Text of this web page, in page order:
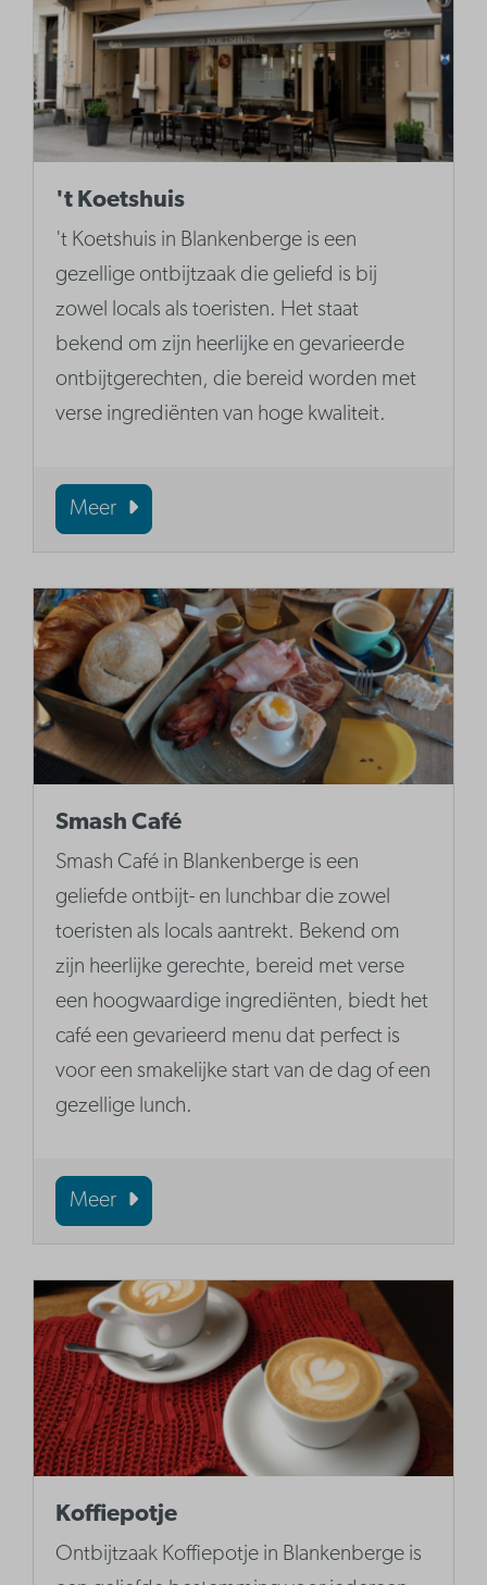
't Koetshuis
't Koetshuis in Blankenberge is een
gezellige ontbijtzaak die geliefd is bij
zowel locals als toeristen. Het staat
bekend om zijn heerlijke en gevarieerde
ontbijtgerechten, die bereid worden met
verse ingrediënten van hoge kwaliteit.
Meer
Smash Café
Smash Café in Blankenberge is een
geliefde ontbijt- en lunchbar die zowel
toeristen als locals aantrekt. Bekend om
zijn heerlijke gerechte, bereid met verse
een hoogwaardige ingrediënten, biedt het
café een gevarieerd menu dat perfect is
voor een smakelijke start van de dag of een
gezellige lunch.
Meer
Koffiepotje
Ontbijtzaak Koffiepotje in Blankenberge is